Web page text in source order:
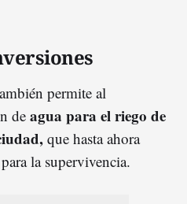
permite al
de agua para el riego de
que hasta ahora
la supervivencia.